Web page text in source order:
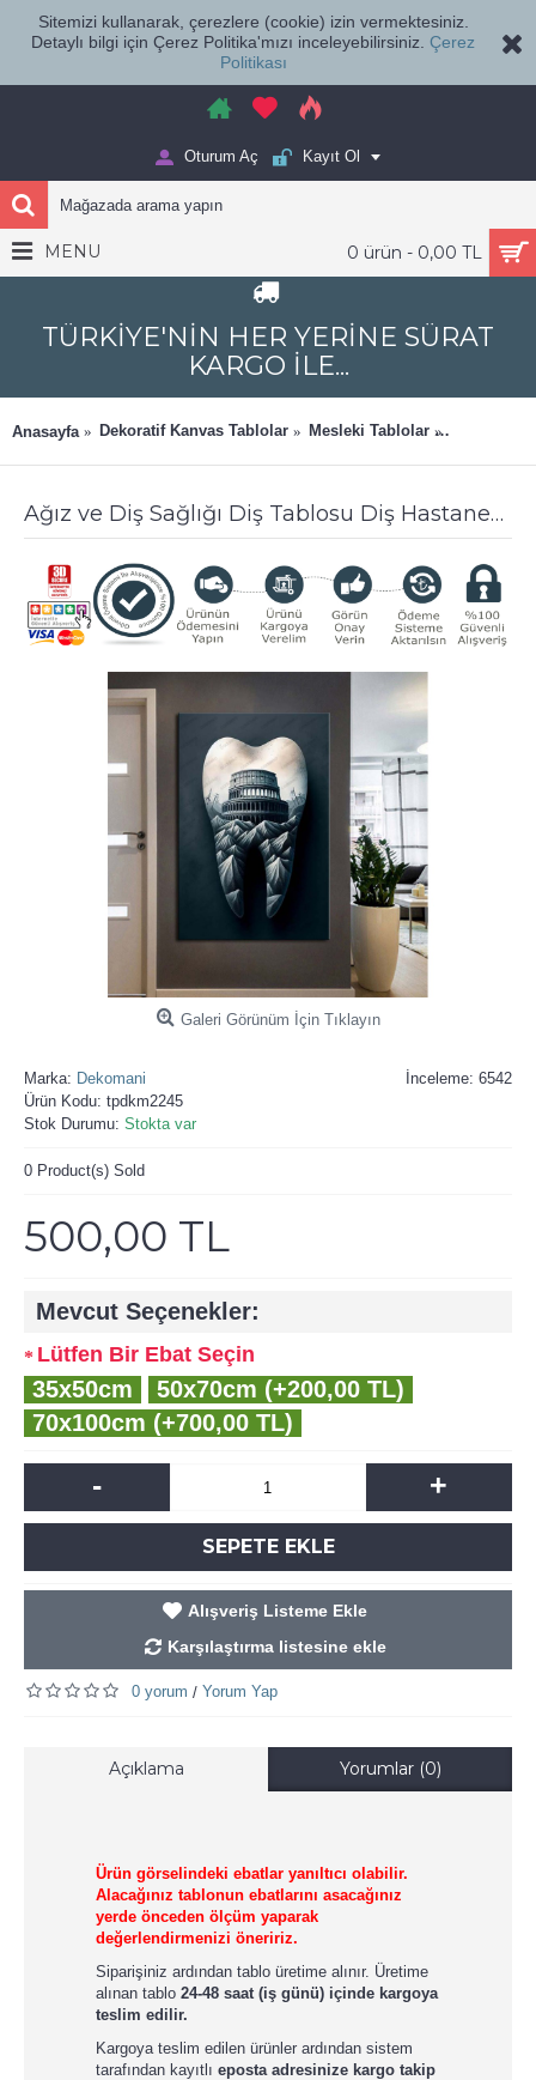
Sitemizi kullanarak, çerezlere (cookie) izin vermektesiniz.
Detaylı bilgi için Çerez Politika'mızı inceleyebilirsiniz. Çerez
Politikası
Oturum Aç Kayıt Ol
0 ürün - 0,00 TL
MENU
TÜRKİYE'NİN HER YERİNE SÜRAT
KARGO İLE...
Anasayfa Dekoratif Kanvas Tablolar Mesleki Tablolar
Ağız ve Diş Sağlığı Diş Tablosu Diş Hastanesi Dekorasyon Kolezyum dsc541
Galeri Görünüm İçin Tıklayın
İnceleme: 6542
Marka: Dekomani
Ürün Kodu: tpdkm2245
Stok Durumu: Stokta var
0 Product(s) Sold
500,00 TL
Mevcut Seçenekler:
Lütfen Bir Ebat Seçin
35x50cm
50x70cm (+200,00 TL)
70x100cm (+700,00 TL)
- +
SEPETE EKLE
Alışveriş Listeme Ekle
Karşılaştırma listesine ekle
0 yorum / Yorum Yap
Açıklama Yorumlar (0)
Ürün görselindeki ebatlar yanıltıcı olabilir.
Alacağınız tablonun ebatlarını asacağınız
yerde önceden ölçüm yaparak
değerlendirmenizi öneririz.
Siparişiniz ardından tablo üretime alınır. Üretime
alınan tablo 24-48 saat (iş günü) içinde kargoya
teslim edilir.
Kargoya teslim edilen ürünler ardından sistem
tarafından kayıtlı eposta adresinize kargo takip